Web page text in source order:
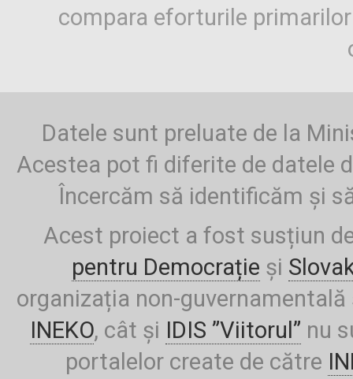
compara eforturile
Datele sunt preluate de la
Acestea pot fi diferite de datele
Încercăm să identificăm și
Acest proiect a fost susțiun
pentru Democrație și
organizația non-
INEKO, cât și IDIS ”Viitorul” nu
portalelor create de către